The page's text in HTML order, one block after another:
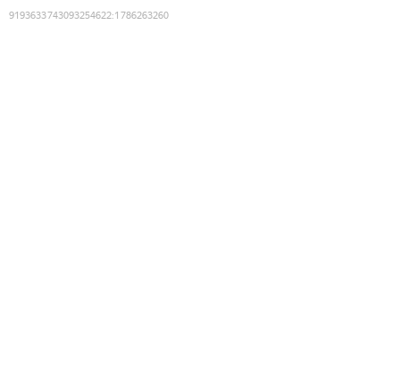
9193633743093254622:1786263260